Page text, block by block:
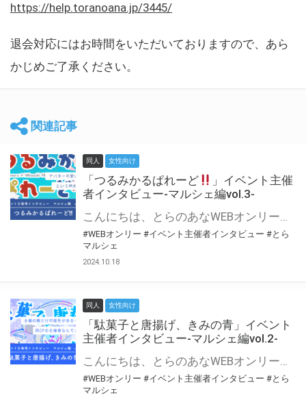
https://help.toranoana.jp/3445/
退会対応にはお時間をいただいておりますので、あら
かじめご了承ください。
関連記事
同人 女性向け
「つるみかるぱれーど
」イベント主催
者インタビュー-マルシェ編vol.3-
こんにちは、とらのあなWEBオンリー運営スタッフです。 新たにお届けする、イベント主催者インタビュー-マルシェ編-は、 とらのあなWEBオンリー「マルシェ」をご利用した主催様に 「マルシェ」を使って開催した感想や心がけをお聞きする企画です。 今回は、WEBオンリー初開催「つるみかるぱれーど
#WEBオンリー #イベント主催者インタビュー #とら
マルシェ
2024.10.18
同人 女性向け
「駄菓子と唐揚げ、きみの青」イベント
主催者インタビュー-マルシェ編vol.2-
こんにちは、とらのあなWEBオンリー運営スタッフです。 新たにお届けする、イベント主催者インタビュー-マルシェ編-は、 とらのあなWEBオンリー「マルシェ」をご利用の主催様に 「マルシェ」を使ってイベントを開催した感想や心がけをお聞きする企画です。 今回は、WEBオンリー初開催「駄菓子と唐揚げ、きみの青」より、 主催のぎこ六屋様にお話を伺いました。 協力：ぎこ六屋様／イベント公式Twitter（@krkgwks） とらのあなWEBオンリー「マルシェ」とは？ WEBオンリーでリアルタイムでコミュニケーションがとれるオンライン会場です。
#WEBオンリー #イベント主催者インタビュー #とら
マルシェ